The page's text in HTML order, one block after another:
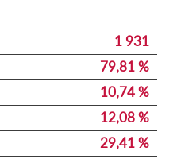
1 931
79,81 %
10,74 %
12,08 %
29,41 %